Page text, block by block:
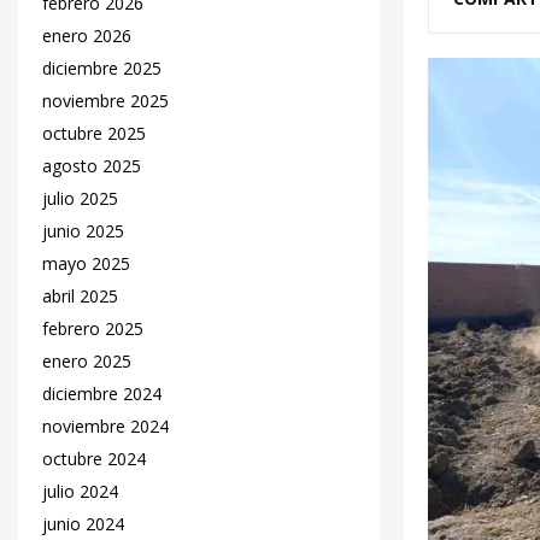
enero 2026
diciembre 2025
noviembre 2025
octubre 2025
agosto 2025
julio 2025
junio 2025
mayo 2025
abril 2025
febrero 2025
enero 2025
diciembre 2024
noviembre 2024
octubre 2024
julio 2024
junio 2024